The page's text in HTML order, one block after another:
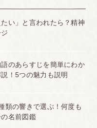
たい」と言われたら？精神
語のあらすじを簡単にわか
！5つの魅力も説明
類の響きで選ぶ！何度も
名前図鑑